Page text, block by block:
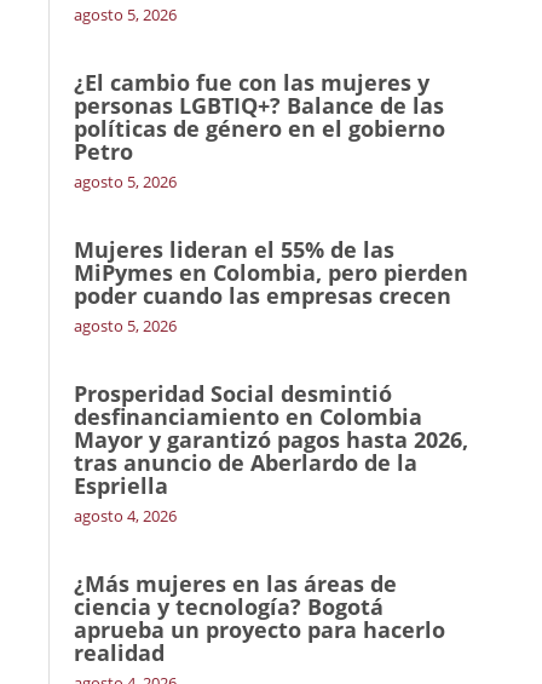
agosto 5, 2026
¿El cambio fue con las mujeres y
personas LGBTIQ+? Balance de las
políticas de género en el gobierno
Petro
agosto 5, 2026
Mujeres lideran el 55% de las
MiPymes en Colombia, pero pierden
poder cuando las empresas crecen
agosto 5, 2026
Prosperidad Social desmintió
desfinanciamiento en Colombia
Mayor y garantizó pagos hasta 2026,
tras anuncio de Aberlardo de la
Espriella
agosto 4, 2026
¿Más mujeres en las áreas de
ciencia y tecnología? Bogotá
aprueba un proyecto para hacerlo
realidad